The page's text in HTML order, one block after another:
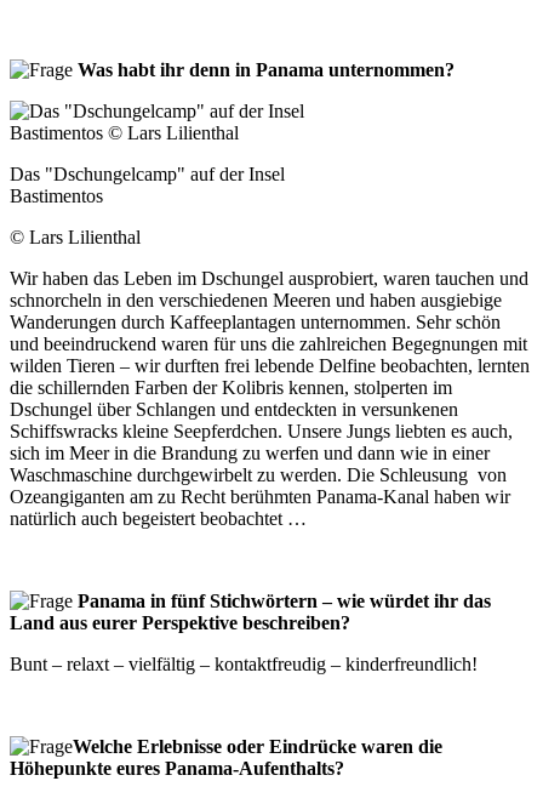
Was habt ihr denn in Panama unternommen?
Das "Dschungelcamp" auf der Insel
Bastimentos
© Lars Lilienthal
Wir haben das Leben im Dschungel ausprobiert, waren tauchen und
schnorcheln in den verschiedenen Meeren und haben ausgiebige
Wanderungen durch Kaffeeplantagen unternommen. Sehr schön
und beeindruckend waren für uns die zahlreichen Begegnungen mit
wilden Tieren – wir durften frei lebende Delfine beobachten, lernten
die schillernden Farben der Kolibris kennen, stolperten im
Dschungel über Schlangen und entdeckten in versunkenen
Schiffswracks kleine Seepferdchen. Unsere Jungs liebten es auch,
sich im Meer in die Brandung zu werfen und dann wie in einer
Waschmaschine durchgewirbelt zu werden. Die Schleusung von
Ozeangiganten am zu Recht berühmten Panama-Kanal haben wir
natürlich auch begeistert beobachtet …
Panama in fünf Stichwörtern – wie würdet ihr das
Land aus eurer Perspektive beschreiben?
Bunt – relaxt – vielfältig – kontaktfreudig – kinderfreundlich!
Welche Erlebnisse oder Eindrücke waren die
Höhepunkte eures Panama-Aufenthalts?